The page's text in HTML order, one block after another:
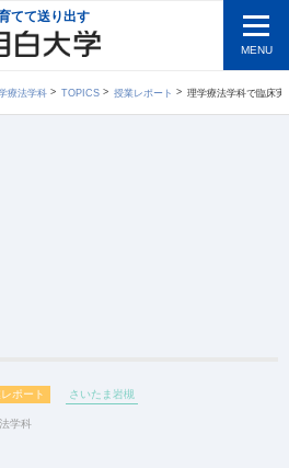
てて送り出す
MENU
療法学科 TOPICS 授業レポート 理学療法学科で臨床実習
ポート さいたま岩槻
学科